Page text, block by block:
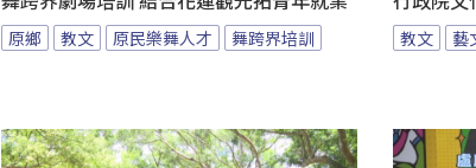
原鄉 教文 原民樂舞人才 舞跨界培訓 教文 藝